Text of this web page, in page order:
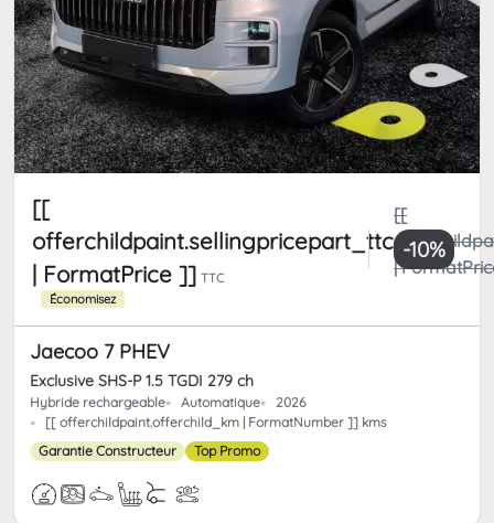
[[
offerchildpaint.sellingpricepart_ttc
| FormatPrice ]] TTC
[[
|
Économisez
-10%
Jaecoo 7 PHEV
Exclusive SHS-P 1.5 TGDI 279 ch
Hybride rechargeable Automatique
2026
[[ offerchildpaint.offerchild_km | FormatNumber ]] kms
Garantie Constructeur
Top Promo